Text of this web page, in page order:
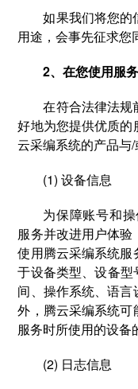
如果我们将您的
用途，会事先征求您
2、在您使用服
在符合法律法规
好地为您提供优质
云采编系统的产品与
(1) 设备信息
为保障账号和
服务并改进用户体
使用腾云采编系统
于设备类型、设备
间、操作系统、语
外，腾云采编系统
服务时所使用的设备
(2) 日志信息